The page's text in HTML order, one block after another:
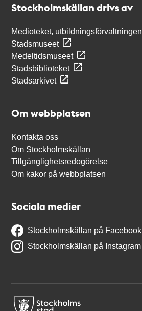
Stockholmskällan drivs av
Medioteket, utbildningsförvaltningen
Stadsmuseet
Medeltidsmuseet
Stadsbiblioteket
Stadsarkivet
Om webbplatsen
Kontakta oss
Om Stockholmskällan
Tillgänglighetsredogörelse
Om kakor på webbplatsen
Sociala medier
Stockholmskällan på Facebook
Stockholmskällan på Instagram